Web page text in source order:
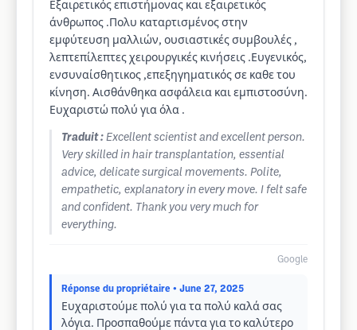
Εξαιρετικός επιστήμονας και εξαιρετικός
άνθρωπος .Πολυ καταρτισμένος στην
εμφύτευση μαλλιών, ουσιαστικές συμβουλές ,
λεπτεπίλεπτες χειρουργικές κινήσεις .Ευγενικός,
ενσυναίσθητικος ,επεξηγηματικός σε καθε του
κίνηση. Αισθάνθηκα ασφάλεια και εμπιστοσύνη.
Ευχαριστώ πολύ για όλα .
Traduit : Excellent scientist and excellent person.
Very skilled in hair transplantation, essential
advice, delicate surgical movements. Polite,
empathetic, explanatory in every move. I felt safe
and confident. Thank you very much for
everything.
Google
Réponse du propriétaire • June 27, 2025
Ευχαριστούμε πολύ για τα πολύ καλά σας
λόγια. Προσπαθούμε πάντα για το καλύτερο